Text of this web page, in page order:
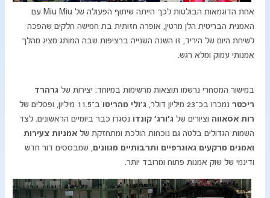
אחת הדוגמאות הבולטות לכך הייתה שיתוף הפעולה של Miu Miu עם
האמנית הבריטית הלן מרטין, אופרה חזותית בת חמישה חלקים שהפכה
לשיחת היום של היריד, זו השנה השנייה ברציפות שבה המותג מציג מהלך
אמנותי עמוק ומלא רגש.
במישור המסחרי נרשמו תוצאות מרשימות במיוחד: יצירות של גרהרד
ריכטר נמכרו בכ־23 מיליון דולר, ג’ולי מהריטו ב־11.5 מיליון, ופסלים של
רות אסאווה וציורים של ג’ורג’ קונדו נסגרו כבר ביומיים הראשונים. לצד
השמות הגדולים בלטה גם נוכחות הולכת ומתחזקת של אמניות צעירות
ואמנים מרקעים גאוגרפיים ותרבותיים מגוונים, שמבססים דור חדש
ודינמי של שוק אמנות פתוח ומרובד יותר.